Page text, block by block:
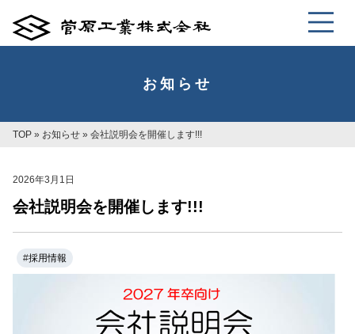
お知らせ
TOP » お知らせ » 会社説明会を開催します!!!
2026年3月1日
会社説明会を開催します!!!
#採用情報